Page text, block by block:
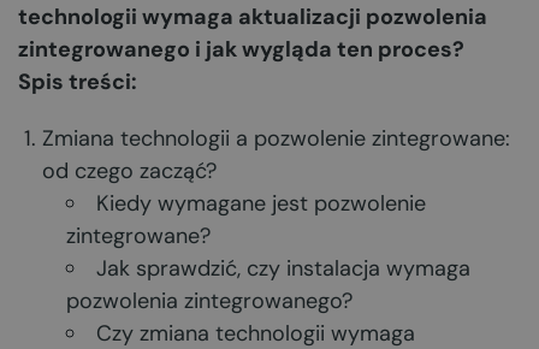
technologii wymaga aktualizacji pozwolenia
zintegrowanego i jak wygląda ten proces?
Spis treści:
Zmiana technologii a pozwolenie zintegrowane:
od czego zacząć?
Kiedy wymagane jest pozwolenie
zintegrowane?
Jak sprawdzić, czy instalacja wymaga
pozwolenia zintegrowanego?
Czy zmiana technologii wymaga